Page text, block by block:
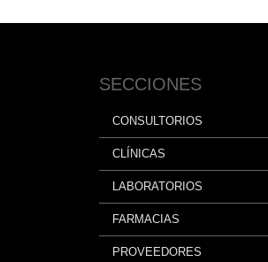
SECCIONES
CONSULTORIOS
CLÍNICAS
LABORATORIOS
FARMACIAS
PROVEEDORES